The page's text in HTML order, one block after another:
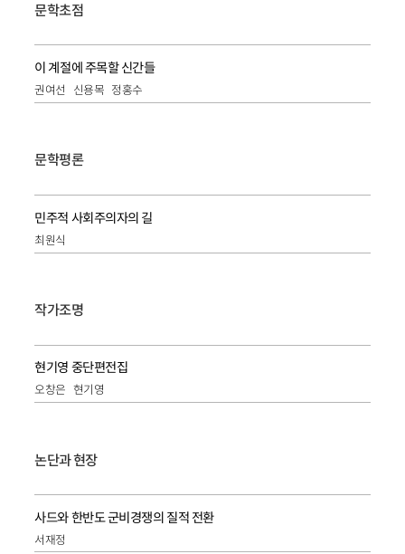
문학초점
이 계절에 주목할 신간들
권여선 신용목 정홍수
문학평론
민주적 사회주의자의 길
최원식
작가조명
현기영 중단편전집
오창은 현기영
논단과 현장
사드와 한반도 군비경쟁의 질적 전환
서재정